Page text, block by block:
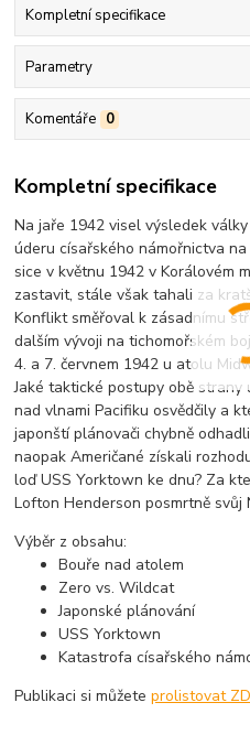
Kompletní specifikace
Parametry
Komentáře 0
Kompletní specifikace
Na jaře 1942 visel výsledek
úderu císařského námořnictva
sice v květnu 1942 v Korálovém
zastavit, stále však tahali za
Konflikt směřoval k zásadnímu
dalším vývoji na tichomořském
4. a 7. červnem 1942 u atolu
Jaké taktické postupy obě
nad vlnami Pacifiku osvědčily a
japonští plánovači chybně
naopak Američané získali
loď USS Yorktown ke dnu? Za
Lofton Henderson posmrtně svůj
Výběr z obsahu:
Bouře nad atolem
Zero vs. Wildcat
Japonské plánování
USS Yorktown
Katastrofa císařského
Publikaci si můžeteprolistovat